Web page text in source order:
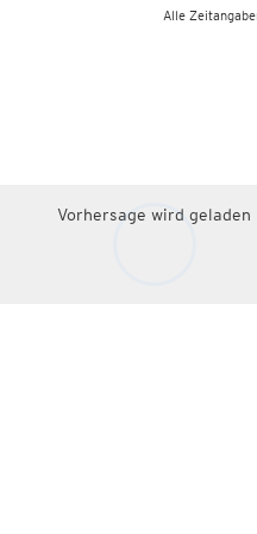
Alle
Vorhersage wird geladen